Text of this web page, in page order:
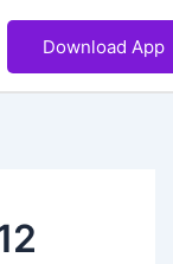
Download App